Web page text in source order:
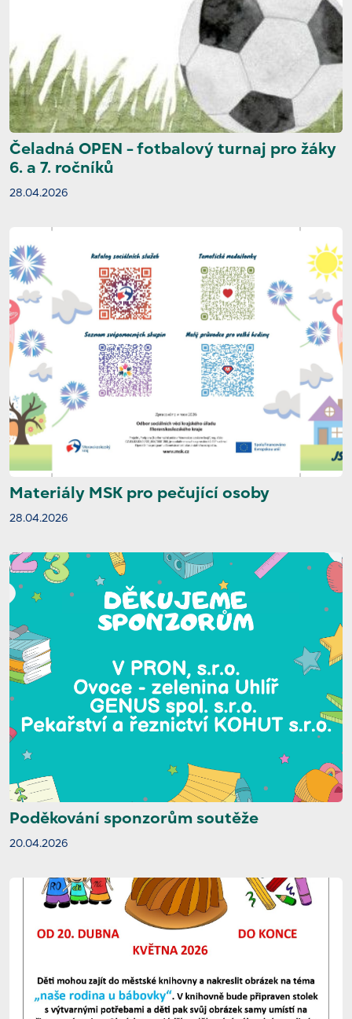
Čeladná OPEN - fotbalový turnaj pro žáky
6. a 7. ročníků
28.04.2026
Materiály MSK pro pečující osoby
28.04.2026
Poděkování sponzorům soutěže
20.04.2026